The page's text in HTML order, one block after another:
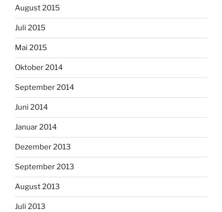
August 2015
Juli 2015
Mai 2015
Oktober 2014
September 2014
Juni 2014
Januar 2014
Dezember 2013
September 2013
August 2013
Juli 2013